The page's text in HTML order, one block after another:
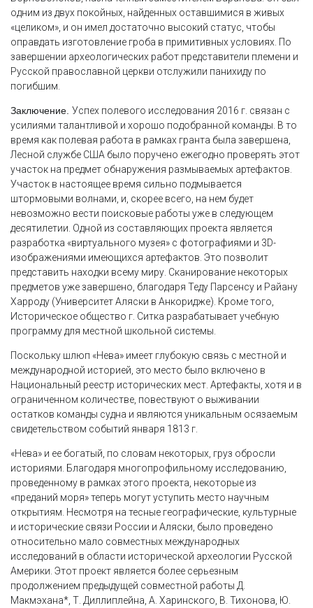
одним из двух покойных, найденных оставшимися в живых
«целиком», и он имел достаточно высокий статус, чтобы
оправдать изготовление гроба в примитивных условиях. По
завершении археологических работ представители племени и
Русской православной церкви отслужили панихиду по
погибшим.
Заключение. Успех полевого исследования 2016 г. связан с
усилиями талантливой и хорошо подобранной команды. В то
время как полевая работа в рамках гранта была завершена,
Лесной службе США было поручено ежегодно проверять этот
участок на предмет обнаружения размываемых артефактов.
Участок в настоящее время сильно подмывается
штормовыми волнами, и, скорее всего, на нем будет
невозможно вести поисковые работы уже в следующем
десятилетии. Одной из составляющих проекта является
разработка «виртуального музея» с фотографиями и 3D-
изображениями имеющихся артефактов. Это позволит
представить находки всему миру. Сканирование некоторых
предметов уже завершено, благодаря Теду Парсенсу и Райану
Харроду (Университет Аляски в Анкоридже). Кроме того,
Историческое общество г. Ситка разрабатывает учебную
программу для местной школьной системы.
Поскольку шлюп «Нева» имеет глубокую связь с местной и
международной историей, это место было включено в
Национальный реестр исторических мест. Артефакты, хотя и в
ограниченном количестве, повествуют о выживании
остатков команды судна и являются уникальным осязаемым
свидетельством событий января 1813 г.
«Нева» и ее богатый, по словам некоторых, груз обросли
историями. Благодаря многопрофильному исследованию,
проведенному в рамках этого проекта, некоторые из
«преданий моря» теперь могут уступить место научным
открытиям. Несмотря на тесные географические, культурные
и исторические связи России и Аляски, было проведено
относительно мало совместных международных
исследований в области исторической археологии Русской
Америки. Этот проект является более серьезным
продолжением предыдущей совместной работы Д.
Макмэхана*, Т. Диллиплейна, А. Харинского, В. Тихонова, Ю.